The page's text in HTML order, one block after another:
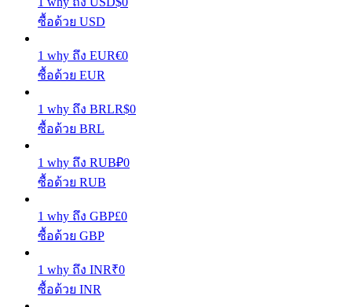
รับรางวัลการแข่งขันทุกวัน
ผลตอบแทนสูงและเข้าถึงได้ทันที
ซื้อด้วย USD
1 why ถึง EUR€0
ซื้อด้วย EUR
1 why ถึง BRLR$0
ซื้อด้วย BRL
1 why ถึง RUB₽0
ซื้อด้วย RUB
1 why ถึง GBP£0
ซื้อด้วย GBP
1 why ถึง INR₹0
ซื้อด้วย INR